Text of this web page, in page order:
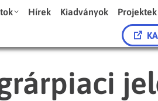
Hírek Kiadványok Projektek